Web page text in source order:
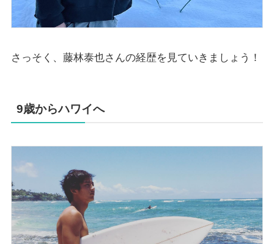
さっそく、藤林泰也さんの経歴を見ていきましょう！
9歳からハワイへ